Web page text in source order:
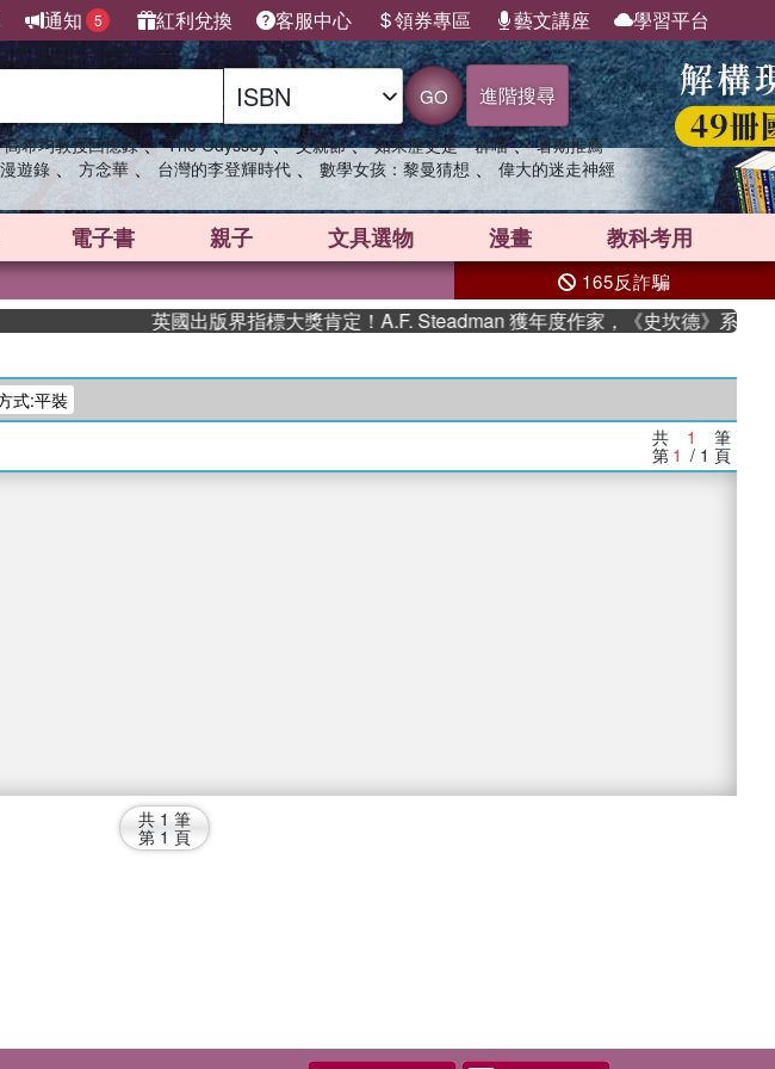
通知 5 紅利兌換 客服中心 領券專區 藝文講座 學習平台
GO 進階搜尋
高希均教授回憶錄 、 The Odyssey 、 父親節 、 如果歷史是一群喵 、 暑期推薦
遊錄 、 方念華 、 台灣的李登輝時代 、 數學女孩：黎曼猜想 、 偉大的迷走神經
電子書 親子 文具選物 漫畫 教科考用
165反詐騙
英國出版界指標大獎肯定！A.F. Steadman 獲年度作家，《史坎德》系列帶
式:平裝
共 1 筆
第 1 / 1 頁
共 1 筆
第 1 頁